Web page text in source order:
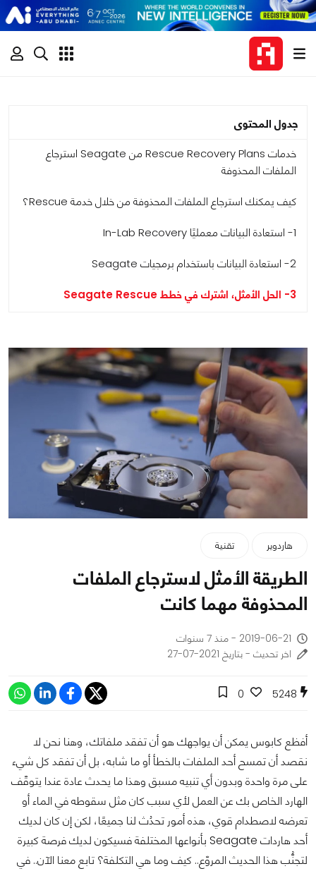
جدول المحتوى
خدمات Rescue Recovery Plans من Seagate استرجاع
الملفات المحذوفة
كيف يمكنك استرجاع الملفات المحذوفة من خلال خدمة Rescue؟
1- استعادة البيانات معمليًا In-Lab Recovery
2- استعادة البيانات باستخدام برمجيات Seagate
3- الحل الأمثل، اشترك في خطط Seagate Rescue
هاردوير تقنية
الطريقة الأمثل لاسترجاع الملفات
المحذوفة مهما كانت
2019-06-21 - منذ 7 سنوات
اخر تحديث - بتاريخ 2021-07-27
5248
0
أفظع كابوس يمكن أن يواجهك هو أن تفقد ملفاتك، وهنا نحن لا
نقصد أن تمسح أحد الملفات بالخطأ أو ما شابه، بل أن تفقد كل شيء
على مرة واحدة وبدون أي تنبيه مسبق وهذا ما يحدث عادة عندا يتوقّف
الهارد الخاص بك عن العمل لأي سبب كان مثل سقوطه في الماء أو
تعرضه لاصطدام قوي، هذه أمور تحدُث لنا جميعًا، لكن إن كان لديك
أحد هاردات Seagate بأنواعها المختلفة فسيكون لديك فرصة كبيرة
لتجنُّب هذا الحديث المروّع.. كيف وما هي التكلفة؟ تابع معنا الآن.. في